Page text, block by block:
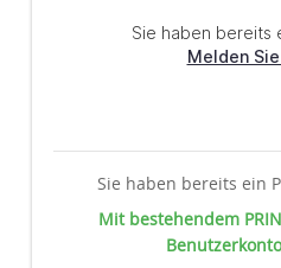
Sie haben bereits ein
Mit bestehendem